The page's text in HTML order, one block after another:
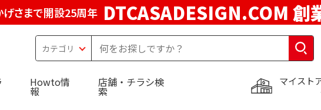
げさまで開設25周年 DTCASADESIGN.COM 創
マイスト
Howto情
報
店舗・チラシ検
索